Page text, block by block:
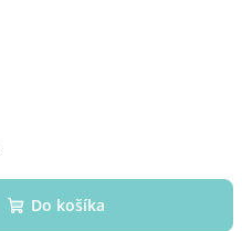
Do košíka